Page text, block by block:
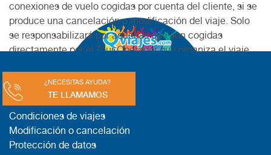
conexiones de vuelo cogidas por cuenta del cliente, si se
produce una cancelación o modificación del viaje. Solo
se responsabilizará por aquellas que son cogidas
directamente por el Tour Operador que organiza el viaje
¿NECESITAS AYUDA?
TE LLAMAMOS
LEGAL
Condiciones de viajes
Modificación o cancelación
Protección de datos